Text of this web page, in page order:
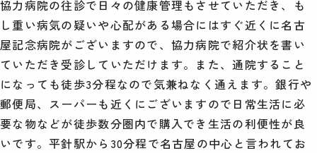
協力病院の往診で日々の健康管理もさせていただき、も
し重い病気の疑いや心配がある場合にはすぐ近くに名古
屋記念病院がございますので、協力病院で紹介状を書い
ていただき受診していただけます。また、通院すること
になっても徒歩3分程なので気兼ねなく通えます。銀行や
郵便局、スーパーも近くにございますので日常生活に必
要な物などが徒歩数分圏内で購入でき生活の利便性が良
いです。平針駅から30分程で名古屋の中心と言われてお